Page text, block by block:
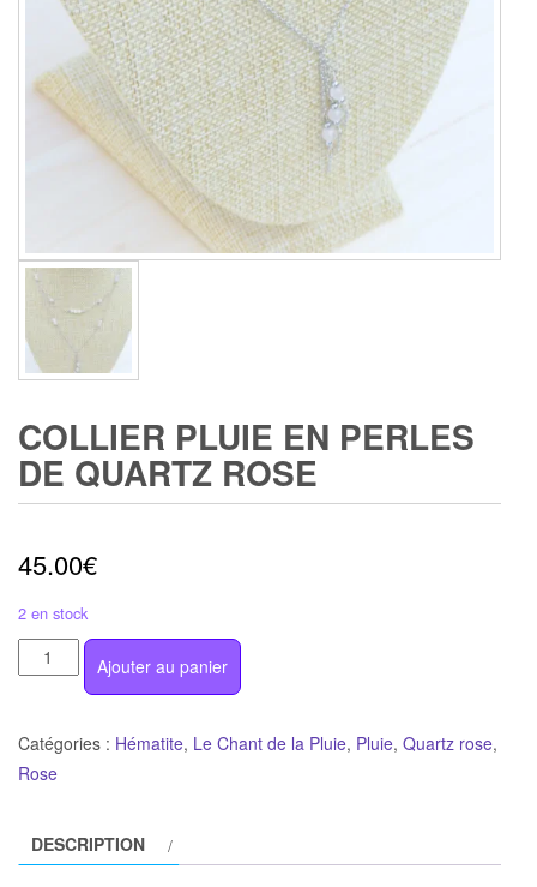
COLLIER PLUIE EN PERLES
DE QUARTZ ROSE
45.00€
2 en stock
quantité
de
Pluie
en
de
Quartz
Ajouter au panier
Catégories : Hématite, Le Chant de la Pluie, Pluie, Quartz rose,
Rose
DESCRIPTION